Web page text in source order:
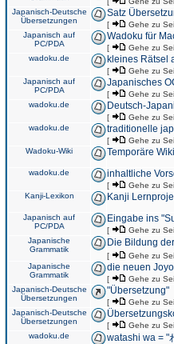
Japanisch-Deutsche
Übersetzungen
Satz
[ Gehe zu
Japanisch auf
PC/PDA
Wadoku für
[ Gehe zu
wadoku.de
kleines Rätsel
[ Gehe zu
Japanisch auf
PC/PDA
Japanisches
[ Gehe zu
wadoku.de
Deutsch-
[ Gehe zu
wadoku.de
traditionelle
[ Gehe zu
Wadoku-Wiki
Temporäre
wadoku.de inhaltliche
[ Gehe zu
Kanji-Lexikon
Kanji
Japanisch auf
PC/PDA
Eingabe ins
[ Gehe zu
Japanische
Grammatik
Die Bildung
[ Gehe zu
Japanische
Grammatik
die neuen
[ Gehe zu
Japanisch-Deutsche
Übersetzungen
"Übersetzung"
[ Gehe zu
Japanisch-Deutsche
Übersetzungen
[ Gehe zu
wadoku.de
watashi wa = "